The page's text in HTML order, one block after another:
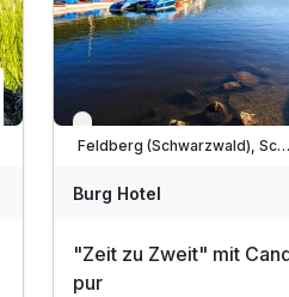
Verfügbar bis Dezember
Feldberg (Schwarzwald), Schwarzwald Süd
Burg Hotel
"Zeit zu Zweit" mit
pur